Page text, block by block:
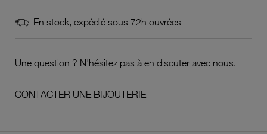
En stock, expédié sous 72h ouvrées
Une question ? N'hésitez pas à en discuter avec nous.
CONTACTER UNE BIJOUTERIE